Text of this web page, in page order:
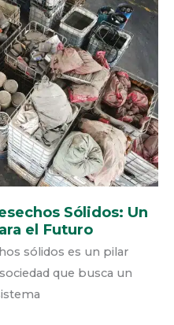
Sólidos: Un
el Futuro
sólidos es un pilar
que busca un